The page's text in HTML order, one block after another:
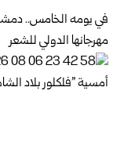
في يومه الخامس..
مهرجانها الدولي للشعر